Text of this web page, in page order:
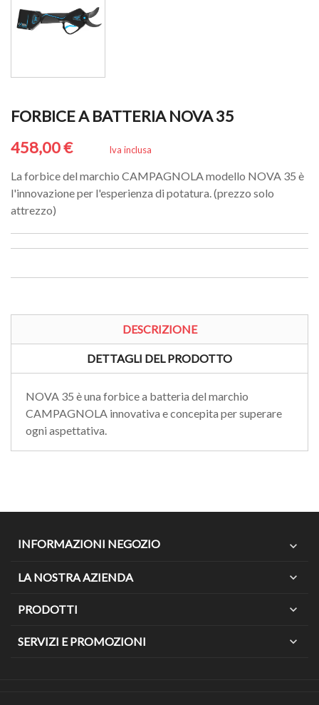
FORBICE A BATTERIA NOVA 35
458,00 €
Iva inclusa
La forbice del marchio CAMPAGNOLA modello NOVA 35 è
l'innovazione per l'esperienza di potatura. (prezzo solo
attrezzo)
DESCRIZIONE
DETTAGLI DEL PRODOTTO
NOVA 35 è una forbice a batteria del marchio
CAMPAGNOLA innovativa e concepita per superare
ogni aspettativa.
INFORMAZIONI NEGOZIO expand_more
LA NOSTRA AZIENDA expand_more
PRODOTTI expand_more
SERVIZI E PROMOZIONI expand_more